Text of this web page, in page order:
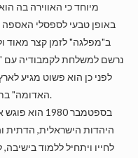
מיוחד כי האווירה בה
באופן טבעי לספסלי האספה
ב"מפלגה" לזמן קצר מאוד
נרשם למשלחת לקמבודיה עם
האדומה" בתוך מפלגת הפועלים הישראלית - המפ"ם.
בספטמבר
היהדות הישראלית, הדתית
לחייו ויתחיל ללמוד